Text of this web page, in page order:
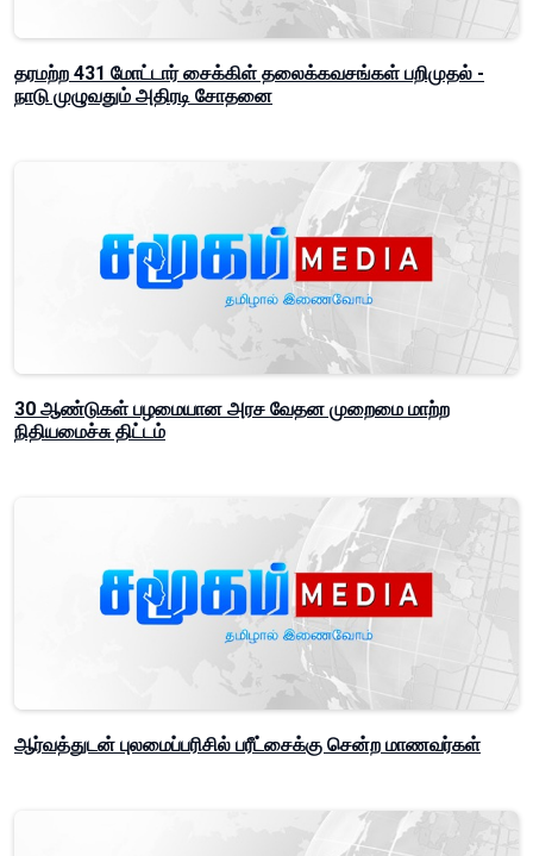
தரமற்ற 431 மோட்டார் சைக்கிள் தலைக்கவசங்கள் பறிமுதல் -
நாடு முழுவதும் அதிரடி சோதனை
30 ஆண்டுகள் பழமையான அரச வேதன முறைமை மாற்ற
நிதியமைச்சு திட்டம்
ஆர்வத்துடன் புலமைப்பரிசில் பரீட்சைக்கு சென்ற மாணவர்கள்